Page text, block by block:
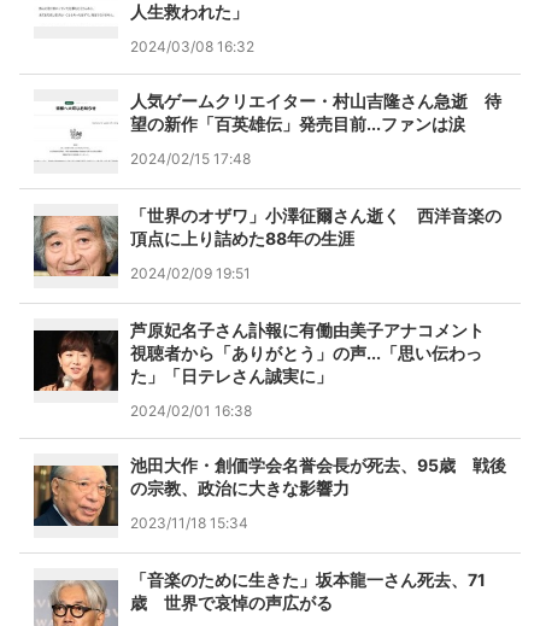
人生救われた」
2024/03/08 16:32
人気ゲームクリエイター・村山吉隆さん急逝 待
望の新作「百英雄伝」発売目前...ファンは涙
2024/02/15 17:48
「世界のオザワ」小澤征爾さん逝く 西洋音楽の
頂点に上り詰めた88年の生涯
2024/02/09 19:51
芦原妃名子さん訃報に有働由美子アナコメント
視聴者から「ありがとう」の声...「思い伝わっ
た」「日テレさん誠実に」
2024/02/01 16:38
池田大作・創価学会名誉会長が死去、95歳 戦後
の宗教、政治に大きな影響力
2023/11/18 15:34
「音楽のために生きた」坂本龍一さん死去、71
歳 世界で哀悼の声広がる